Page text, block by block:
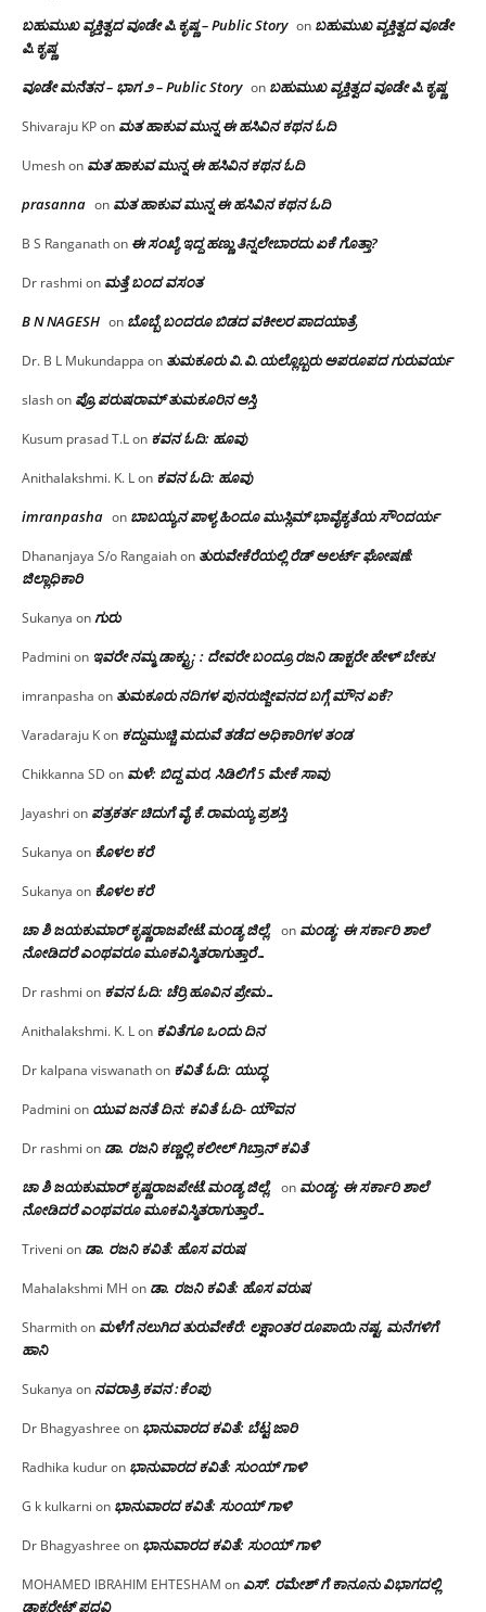
ಬಹುಮುಖ ವ್ಯಕ್ತಿತ್ವದ ವೂಡೇ ಪಿ.ಕೃಷ್ಣ – Public Story on ಬಹುಮುಖ ವ್ಯಕ್ತಿತ್ವದ ವೂಡೇ
ಪಿ.ಕೃಷ್ಣ
ವೂಡೇ ಮನೆತನ – ಭಾಗ ೨ – Public Story on ಬಹುಮುಖ ವ್ಯಕ್ತಿತ್ವದ ವೂಡೇ ಪಿ.ಕೃಷ್ಣ
Shivaraju KPon ಮತ ಹಾಕುವ ಮುನ್ನ ಈ ಹಸಿವಿನ ಕಥನ ಓದಿ
Umeshon ಮತ ಹಾಕುವ ಮುನ್ನ ಈ ಹಸಿವಿನ ಕಥನ ಓದಿ
prasanna on ಮತ ಹಾಕುವ ಮುನ್ನ ಈ ಹಸಿವಿನ ಕಥನ ಓದಿ
B S Ranganathon ಈ ಸಂಖ್ಯೆ ಇದ್ದ ಹಣ್ಣು ತಿನ್ನಲೇಬಾರದು ಏಕೆ ಗೊತ್ತಾ?
Dr rashmi on ಮತ್ತೆ ಬಂದ ವಸಂತ
B N NAGESH on ಬೊಬ್ಬೆ ಬಂದರೂ ಬಿಡದ ವಕೀಲರ ಪಾದಯಾತ್ರೆ
Dr. B L Mukundappa on ತುಮಕೂರು‌ ವಿ.ವಿ.ಯಲ್ಲೊಬ್ಬರು ಅಪರೂಪದ ಗುರುವರ್ಯ
slashon ಪ್ರೊ.ಪರುಷರಾಮ್ ತುಮಕೂರಿನ ಆಸ್ತಿ
Kusum prasad T.Lon ಕವನ ಓದಿ: ಹೂವು
Anithalakshmi. K. Lon ಕವನ ಓದಿ: ಹೂವು
imranpasha on ಬಾಬಯ್ಯನ ಪಾಳ್ಯ ಹಿಂದೂ ಮುಸ್ಲಿಮ್ ಭಾವೈಕ್ಯತೆಯ ಸೌಂದರ್ಯ
Dhananjaya S/o Rangaiahon ತುರುವೇಕೆರೆಯಲ್ಲಿ ರೆಡ್ ಅಲರ್ಟ್ ಘೋಷಣೆ:
ಜಿಲ್ಲಾಧಿಕಾರಿ
Sukanya onಗುರು
Padmini on ಇವರೇ ನಮ್ಮ ಡಾಕ್ಟ್ರು; : ದೇವರೇ ಬಂದ್ರೂ ರಜನಿ ಡಾಕ್ಟರೇ ಹೇಳ್ ಬೇಕು!
imranpasha on ತುಮಕೂರು ನದಿಗಳ ಪುನರುಜ್ಜೀವನದ ಬಗ್ಗೆ ಮೌನ ಏಕೆ?
Varadaraju Kon ಕದ್ದುಮುಚ್ಚಿ ಮದುವೆ ತಡೆದ ಅಧಿಕಾರಿಗಳ ತಂಡ
Chikkanna SD on ಮಳೆ: ಬಿದ್ದ ಮರ, ಸಿಡಿಲಿಗೆ 5 ಮೇಕೆ ಸಾವು
Jayashri on ಪತ್ರಕರ್ತ ಚಿದುಗೆ ವೈ.ಕೆ.ರಾಮಯ್ಯ ಪ್ರಶಸ್ತಿ
Sukanya on ಕೊಳಲ ಕರೆ
Sukanya on ಕೊಳಲ ಕರೆ
ಚಾ ಶಿ ಜಯಕುಮಾರ್ ಕೃಷ್ಣರಾಜಪೇಟೆ.ಮಂಡ್ಯ ಜಿಲ್ಲೆ. on ಮಂಡ್ಯ: ಈ ಸರ್ಕಾರಿ ಶಾಲೆ
ನೋಡಿದರೆ ಎಂಥವರೂ ಮೂಕವಿಸ್ಮಿತರಾಗುತ್ತಾರೆ…
Dr rashmi on ಕವನ ಓದಿ: ಚೆರ್ರಿ ಹೂವಿನ ಪ್ರೇಮ…
Anithalakshmi. K. Lon ಕವಿತೆಗೂ ಒಂದು ದಿನ
Dr kalpana viswanathon ಕವಿತೆ ಓದಿ: ಯುದ್ಧ
Padmini on ಯುವ ಜನತೆ ದಿನ: ಕವಿತೆ ಓದಿ- ಯೌವನ
Dr rashmi on ಡಾ. ರಜನಿ‌ ಕಣ್ಣಲ್ಲಿ ಕಲೀಲ್ ಗಿಬ್ರಾನ್ ಕವಿತೆ
ಚಾ ಶಿ ಜಯಕುಮಾರ್ ಕೃಷ್ಣರಾಜಪೇಟೆ.ಮಂಡ್ಯ ಜಿಲ್ಲೆ. on ಮಂಡ್ಯ: ಈ ಸರ್ಕಾರಿ ಶಾಲೆ
ನೋಡಿದರೆ ಎಂಥವರೂ ಮೂಕವಿಸ್ಮಿತರಾಗುತ್ತಾರೆ…
Triveni on ಡಾ. ರಜನಿ ಕವಿತೆ: ಹೊಸ ವರುಷ
Mahalakshmi MH on ಡಾ. ರಜನಿ ಕವಿತೆ: ಹೊಸ ವರುಷ
Sharmithon ಮಳೆಗೆ ನಲುಗಿದ ತುರುವೇಕೆರೆ: ಲಕ್ಷಾಂತರ ರೂಪಾಯಿ ನಷ್ಟ, ಮನೆಗಳಿಗೆ
ಹಾನಿ
Sukanya on ನವರಾತ್ರಿ ಕವನ :ಕೆಂಪು
Dr Bhagyashree on ಭಾನುವಾರದ ಕವಿತೆ: ಬೆಟ್ಟ ಜಾರಿ
Radhika kuduron ಭಾನುವಾರದ ಕವಿತೆ: ಸುಂಯ್ ಗಾಳಿ
G k kulkarni on ಭಾನುವಾರದ ಕವಿತೆ: ಸುಂಯ್ ಗಾಳಿ
Dr Bhagyashree on ಭಾನುವಾರದ ಕವಿತೆ: ಸುಂಯ್ ಗಾಳಿ
MOHAMED IBRAHIM EHTESHAM on ಎಸ್. ರಮೇಶ್ ಗೆ ಕಾನೂನು ವಿಭಾಗದಲ್ಲಿ
ಡಾಕ್ಟರೇಟ್ ಪದವಿ